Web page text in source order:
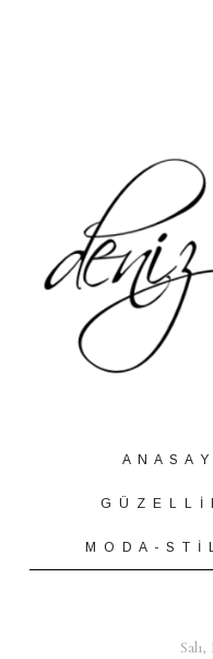
A N A S A Y
G Ü Z E L L İ
M O D A - S T İ